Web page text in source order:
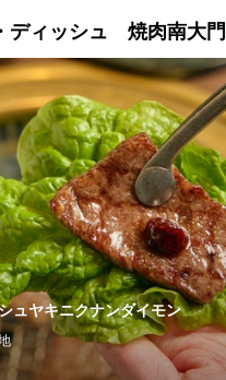
ディッシュ 焼肉南大門
ュヤキニクナンダイモン